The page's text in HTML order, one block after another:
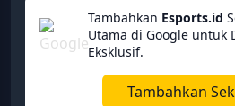
Tambahkan Esports.id
Utama di Google untuk
Eksklusif.
Tambahkan